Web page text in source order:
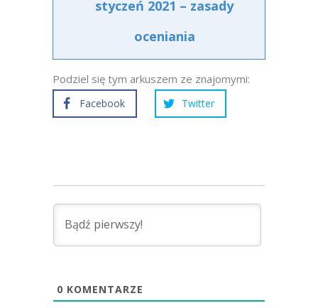
styczeń 2021 – zasady
oceniania
Podziel się tym arkuszem ze znajomymi:
Facebook Twitter
0 KOMENTARZE